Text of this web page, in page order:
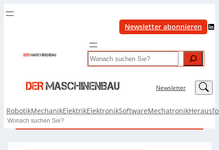
Newsletter abonnieren LinkedIn
Search
Newsletter LinkedIn
RobotikMechanikElektrikElektronikSoftwareMechatronik
Search